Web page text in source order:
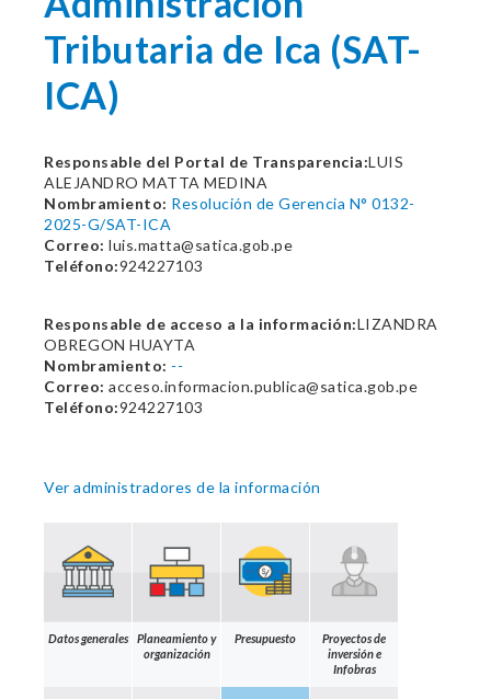
Tributaria de Ica (SAT-
ICA)
Responsable del Portal de Transparencia:LUIS
ALEJANDRO MATTA MEDINA
Nombramiento: Resolución de Gerencia N° 0132-
2025-G/SAT-ICA
Correo: luis.matta@satica.gob.pe
Teléfono:924227103
Responsable de acceso a la información:LIZANDRA
OBREGON HUAYTA
Nombramiento: --
Correo: acceso.informacion.publica@satica.gob.pe
Teléfono:924227103
Ver administradores de la información
Datos generales
Planeamiento y
organización
Presupuesto
Proyectos de
inversión e
Infobras